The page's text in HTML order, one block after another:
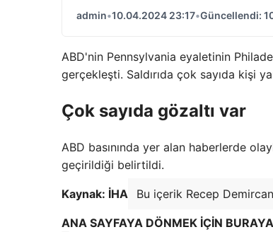
admin•10.04.2024 23:17•Güncellendi:
ABD'nin Pennsylvania eyaletinin
gerçekleşti. Saldırıda çok sayıda kişi
Çok sayıda gözaltı var
ABD basınında yer alan haberlerde
geçirildiği belirtildi.
Kaynak: İHA Bu içerik Recep Demircan
ANA SAYFAYA DÖNMEK İÇİN